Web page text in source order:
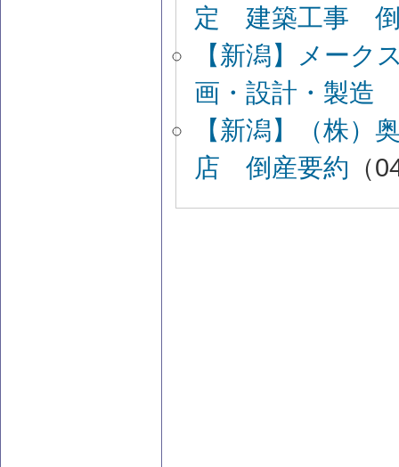
定 建築工事 倒
【新潟】メー
画・設計・製造
【新潟】（株
店 倒産要約 （